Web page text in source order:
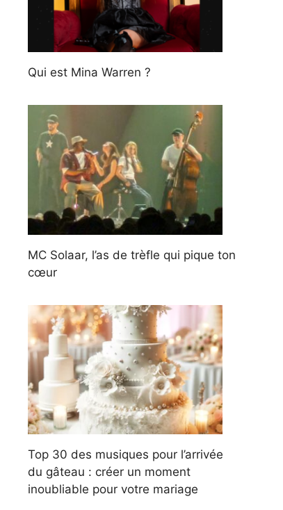
Qui est Mina Warren ?
MC Solaar, l’as de trèfle qui pique ton
cœur
Top 30 des musiques pour l’arrivée
du gâteau : créer un moment
inoubliable pour votre mariage